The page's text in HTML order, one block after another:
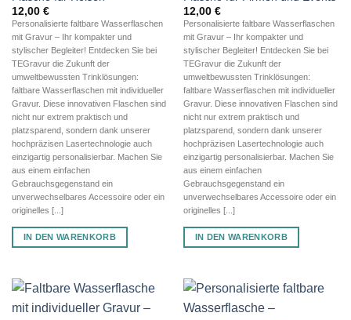
12,00 €
Personalisierte faltbare Wasserflaschen
mit Gravur – Ihr kompakter und
stylischer Begleiter! Entdecken Sie bei
TEGravur die Zukunft der
umweltbewussten Trinklösungen:
faltbare Wasserflaschen mit individueller
Gravur. Diese innovativen Flaschen sind
nicht nur extrem praktisch und
platzsparend, sondern dank unserer
hochpräzisen Lasertechnologie auch
einzigartig personalisierbar. Machen Sie
aus einem einfachen
Gebrauchsgegenstand ein
unverwechselbares Accessoire oder ein
originelles [...]
IN DEN WARENKORB
12,00 €
Personalisierte faltbare Wasserflaschen
mit Gravur – Ihr kompakter und
stylischer Begleiter! Entdecken Sie bei
TEGravur die Zukunft der
umweltbewussten Trinklösungen:
faltbare Wasserflaschen mit individueller
Gravur. Diese innovativen Flaschen sind
nicht nur extrem praktisch und
platzsparend, sondern dank unserer
hochpräzisen Lasertechnologie auch
einzigartig personalisierbar. Machen Sie
aus einem einfachen
Gebrauchsgegenstand ein
unverwechselbares Accessoire oder ein
originelles [...]
IN DEN WARENKORB